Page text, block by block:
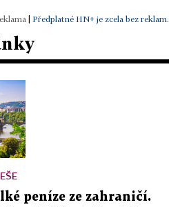
Předplatné HN+ je zcela bez reklam.
peníze ze zahraničí.